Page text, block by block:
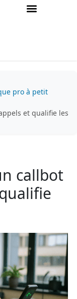
pro à petit
et qualifie les
callbot